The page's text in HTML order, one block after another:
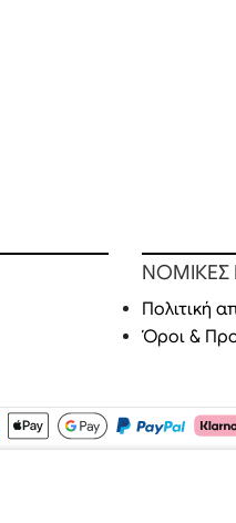
ΝΟΜΙΚΕΣ
Πολιτική
Όροι &